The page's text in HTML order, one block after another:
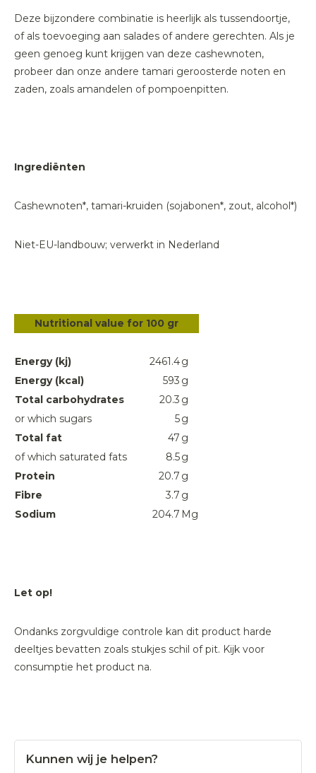
Deze bijzondere combinatie is heerlijk als tussendoortje,
of als toevoeging aan salades of andere gerechten. Als je
geen genoeg kunt krijgen van deze cashewnoten,
probeer dan onze andere tamari geroosterde noten en
zaden, zoals amandelen of pompoenpitten.
Ingrediënten
Cashewnoten*, tamari-kruiden (sojabonen*, zout, alcohol*)
Niet-EU-landbouw; verwerkt in Nederland
Nutritional value for 100 gr
Energy (kj) 2461.4g
Energy (kcal)
593 g
Total carbohydrates
20.3 g
or which sugars
5g
Total fat
47 g
of which saturated fats
8.5g
Protein
20.7 g
Fibre
3.7 g
Sodium
204.7 Mg
Let op!
Ondanks zorgvuldige controle kan dit product harde
deeltjes bevatten zoals stukjes schil of pit. Kijk voor
consumptie het product na.
Kunnen wij je helpen?